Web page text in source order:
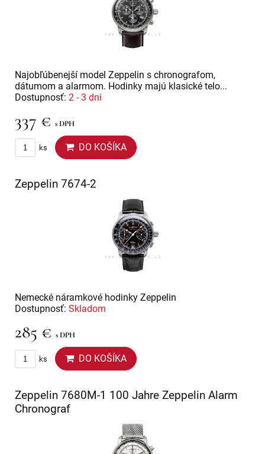
Najobľúbenejší model Zeppelin s chronografom,
dátumom a alarmom. Hodinky majú klasické telo...
Dostupnosť: 2 - 3 dni
337 € s DPH
ks DO KOŠÍKA
Zeppelin 7674-2
Nemecké náramkové hodinky Zeppelin
Dostupnosť: Skladom
285 € s DPH
ks DO KOŠÍKA
Zeppelin 7680M-1 100 Jahre Zeppelin Alarm
Chronograf